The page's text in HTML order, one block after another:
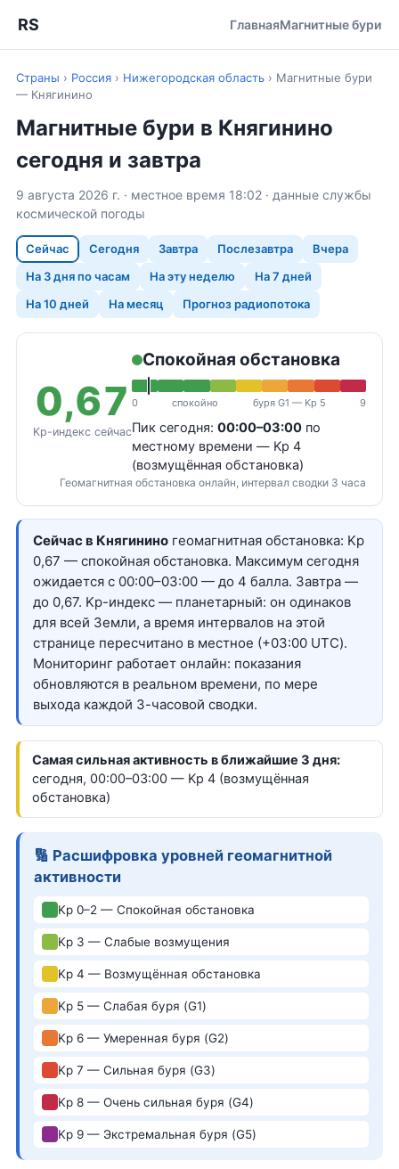
RS ГлавнаяМагнитные бури
Страны › Россия › Нижегородская область › Магнитные бури
— Княгинино
Магнитные бури в Княгинино
сегодня и завтра
9 августа 2026 г. · местное время 18:02 · данные службы
космической погоды
Сейчас Сегодня Завтра Послезавтра
Вчера
На 3 дня по часам
На эту неделю
На 7 дней
На 10 дней
На месяц Прогноз радиопотока
0,67
Kp-индекс сейчас
Спокойная обстановка
0 спокойно буря G1 — Kp 5 9
Пик сегодня: 00:00–03:00 по
местному времени — Kp 4
(возмущённая обстановка)
Геомагнитная обстановка онлайн, интервал сводки 3 часа
Сейчас в Княгинино геомагнитная обстановка: Kp
0,67 — спокойная обстановка. Максимум сегодня
ожидается с 00:00–03:00 — до 4 балла. Завтра —
до 0,67. Kp-индекс — планетарный: он одинаков
для всей Земли, а время интервалов на этой
странице пересчитано в местное (+03:00 UTC).
Мониторинг работает онлайн: показания
обновляются в реальном времени, по мере
выхода каждой 3-часовой сводки.
Самая сильная активность в ближайшие 3 дня:
сегодня, 00:00–03:00 — Kp 4 (возмущённая
обстановка)
🔢 Расшифровка уровней геомагнитной
активности
Kp 0–2 — Спокойная обстановка
Kp 3 — Слабые возмущения
Kp 4 — Возмущённая обстановка
Kp 5 — Слабая буря (G1)
Kp 6 — Умеренная буря (G2)
Kp 7 — Сильная буря (G3)
Kp 8 — Очень сильная буря (G4)
Kp 9 — Экстремальная буря (G5)